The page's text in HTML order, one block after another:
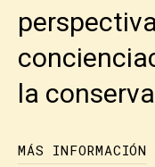
la
MÁS INFORMACIÓN